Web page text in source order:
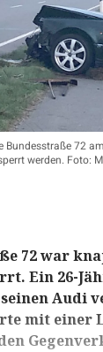
Bundesstraße 72
werden. Foto:
72 war
Ein 26-
Audi
mit einer